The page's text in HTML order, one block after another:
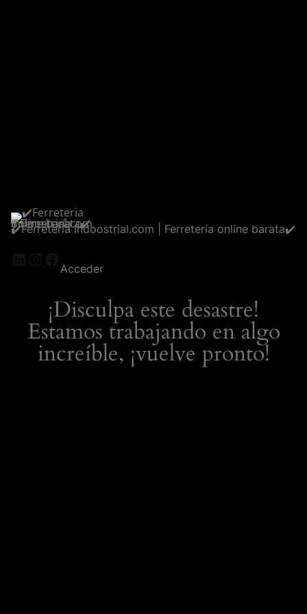
✔️Ferreteria Indoostrial.com | Ferretería online barata✔️
LinkedIn
Instagram
Facebook
Acceder
¡Disculpa este desastre!
Estamos trabajando en algo
increíble, ¡vuelve pronto!